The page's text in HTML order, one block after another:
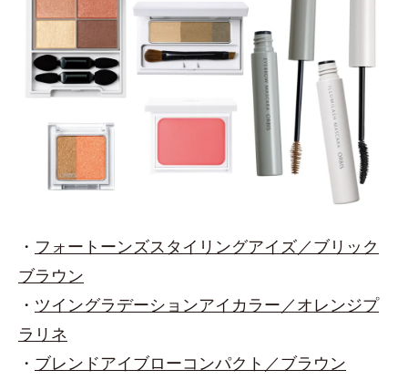
・ フォートーンズスタイリングアイズ／ブリック
ブラウン
・ ツイングラデーションアイカラー／オレンジプ
ラリネ
・ ブレンドアイブローコンパクト／ブラウン